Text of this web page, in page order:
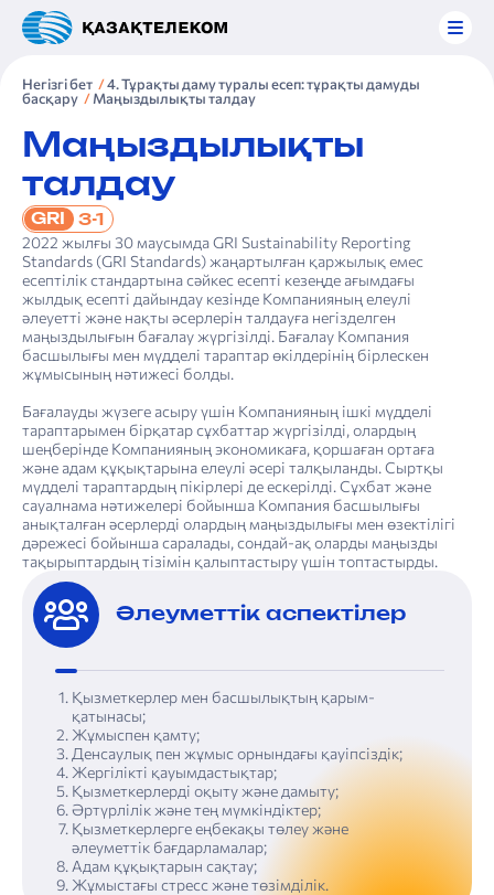
Негізгі бет
4. Тұрақты даму туралы есеп: тұрақты дамуды
басқару
Маңыздылықты талдау
Маңыздылықты
талдау
GRI 3-1
2022 жылғы 30 маусымда GRI Sustainability Reporting
Standards (GRI Standards) жаңартылған қаржылық емес
есептілік стандартына сәйкес есепті кезеңде ағымдағы
жылдық есепті дайындау кезінде Компанияның елеулі
әлеуетті және нақты әсерлерін талдауға негізделген
маңыздылығын бағалау жүргізілді. Бағалау Компания
басшылығы мен мүдделі тараптар өкілдерінің бірлескен
жұмысының нәтижесі болды.
Бағалауды жүзеге асыру үшін Компанияның ішкі мүдделі
тараптарымен бірқатар сұхбаттар жүргізілді, олардың
шеңберінде Компанияның экономикаға, қоршаған ортаға
және адам құқықтарына елеулі әсері талқыланды. Сыртқы
мүдделі тараптардың пікірлері де ескерілді. Сұхбат және
сауалнама нәтижелері бойынша Компания басшылығы
анықталған әсерлерді олардың маңыздылығы мен өзектілігі
дәрежесі бойынша саралады, сондай-ақ оларды маңызды
тақырыптардың тізімін қалыптастыру үшін топтастырды.
Әлеуметтік аспектілер
Қызметкерлер мен басшылықтың қарым-
қатынасы;
Жұмыспен қамту;
Денсаулық пен жұмыс орнындағы қауіпсіздік;
Жергілікті қауымдастықтар;
Қызметкерлерді оқыту және дамыту;
Әртүрлілік және тең мүмкіндіктер;
Қызметкерлерге еңбекақы төлеу және
әлеуметтік бағдарламалар;
Адам құқықтарын сақтау;
Жұмыстағы стресс және төзімділік.